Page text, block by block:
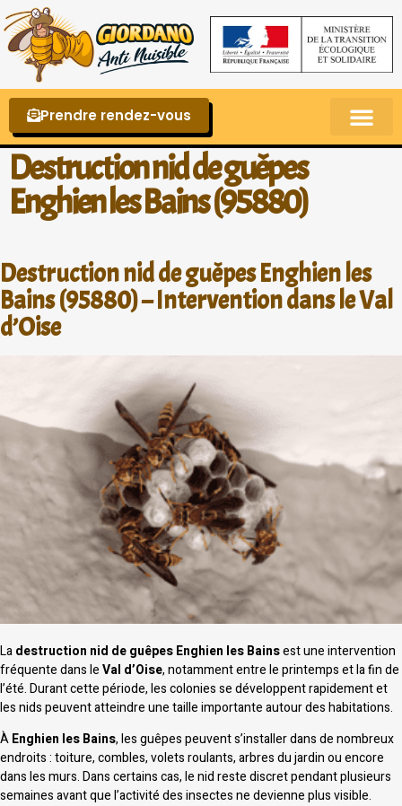
Prendre rendez-vous
Destruction nid de guêpes
Enghien les Bains (95880)
Destruction nid de guêpes Enghien les
Bains (95880) – Intervention dans le Val
d’Oise
Ladestruction nid de guêpes Enghien les Bainsest une intervention
fréquente dans leVal d’Oise, notamment entre le printemps et la fin de
l’été. Durant cette période, les colonies se développent rapidement et
les nids peuvent atteindre une taille importante autour des habitations.
ÀEnghien les Bains, les guêpes peuvent s’installer dans de nombreux
endroits : toiture, combles, volets roulants, arbres du jardin ou encore
dans les murs. Dans certains cas, le nid reste discret pendant plusieurs
semaines avant que l’activité des insectes ne devienne plus visible.